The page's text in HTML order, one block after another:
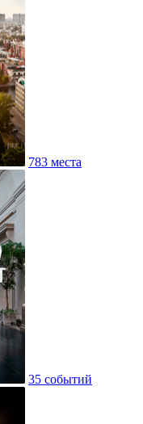
783 места
35 событий